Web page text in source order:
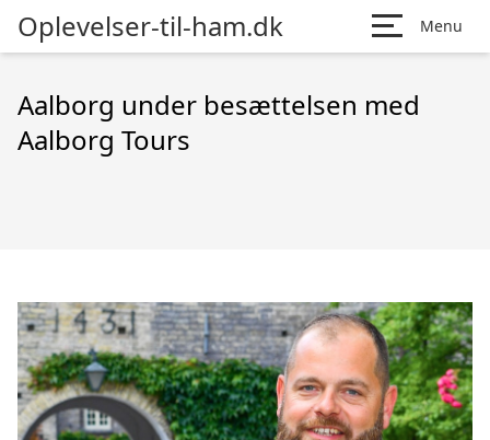
Oplevelser-til-ham.dk Menu
Aalborg under besættelsen med
Aalborg Tours